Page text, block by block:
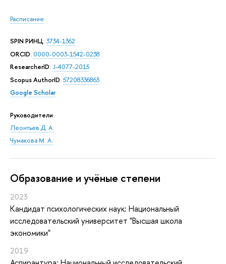
Расписание
SPIN РИНЦ: 3734-1362
ORCID: 0000-0003-1542-0238
ResearcherID: J-4077-2015
Scopus AuthorID: 57208336863
Google Scholar
Руководители
Леонтьев Д. А.
Чумакова М. А.
Oбразование и учёные степени
2023
Кандидат психологических наук: Национальный
исследовательский университет "Высшая школа
экономики"
2019